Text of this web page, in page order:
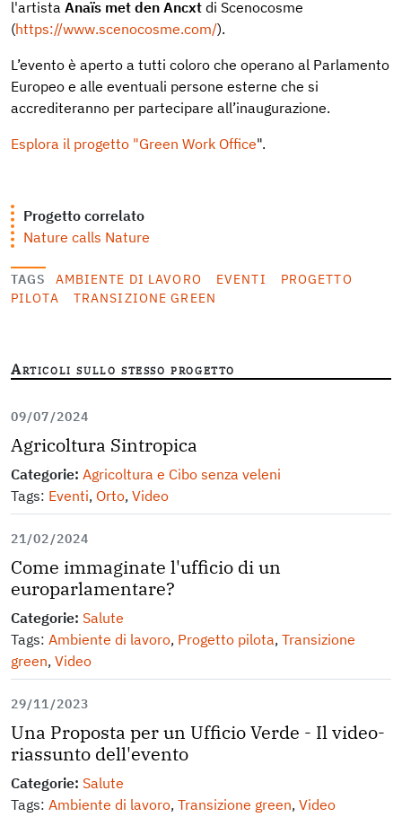
l'artista Anaïs met den Ancxt di Scenocosme
(https://www.scenocosme.com/).
L’evento è aperto a tutti coloro che operano al Parlamento
Europeo e alle eventuali persone esterne che si
accrediteranno per partecipare all’inaugurazione.
Esplora il progetto "Green Work Office".
Progetto correlato
Nature calls Nature
TAGS AMBIENTE DI LAVORO EVENTI
PROGETTO
PILOTA
TRANSIZIONE GREEN
Articoli sullo stesso progetto
09/07/2024
Agricoltura Sintropica
Categorie: Agricoltura e Cibo senza veleni
Tags: Eventi, Orto, Video
21/02/2024
Come immaginate l'ufficio di un
europarlamentare?
Categorie: Salute
Tags: Ambiente di lavoro, Progetto pilota, Transizione
green, Video
29/11/2023
Una Proposta per un Ufficio Verde - Il video-
riassunto dell'evento
Categorie: Salute
Tags: Ambiente di lavoro, Transizione green, Video